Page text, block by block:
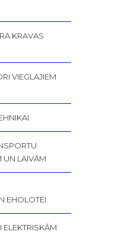
KRAVAS
VIEGLAJIEM
UN LAIVĀM
EHOLOTEI